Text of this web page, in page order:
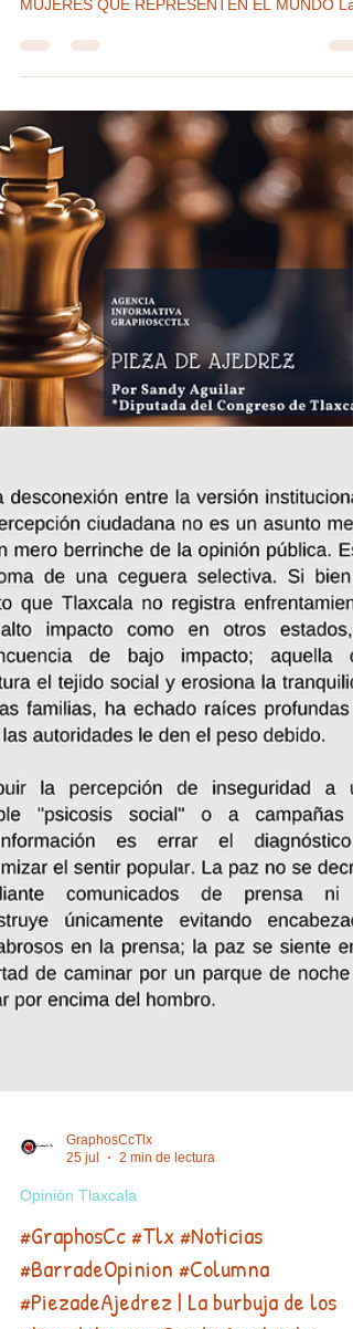
MUJERES QUE REPRESENTEN EL
MUNDO. Por Elsa Cordero Martínez by
#AIGCcTlx
#GraphosCc #Noticias #BarradeOpinión
#Columna #LACOTIDIANIDADDELASMUJERES
MUJERES QUE REPRESENTEN EL MUNDO La
persona que dirija la representación de mayor
jerarquía en el ámbito diplomático de las
Unidas ONU, debe estar preparada sobre el
conocimiento del mundo, pero parece que el
mundo ahora debe estar preparado para que
quien lo dirija sea una mujer. Nunca este
importante puesto de la Organización Mundial
sido ocupado por una mujer, lo que en
congruencia c